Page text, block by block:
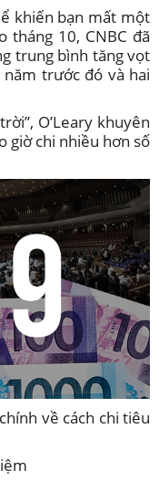
khiến bạn mất một
tháng 10, CNBC đã
trung bình tăng vọt
trước đó và hai
O’Leary khuyên
giờ chi nhiều hơn số
về cách chi tiêu